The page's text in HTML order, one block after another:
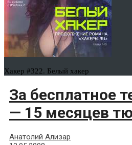
Хакер #322. Белый хакер
За бесплатное
— 15 месяцев
Анатолий Ализар